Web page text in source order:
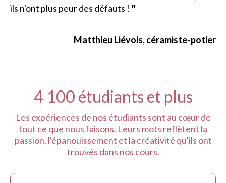
ils n'ont plus peur des défauts ! ❞
Matthieu Liévois, céramiste-potier
4 100 étudiants et plus
Les expériences de nos étudiants sont au cœur de
tout ce que nous faisons. Leurs mots reflètent la
passion, l'épanouissement et la créativité qu'ils ont
trouvés dans nos cours.